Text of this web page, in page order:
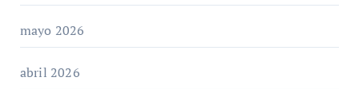
mayo 2026
abril 2026